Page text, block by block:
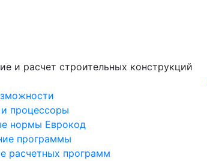
и расчет строительных конструкций
процессоры
нормы Еврокод
программы
расчетных программ